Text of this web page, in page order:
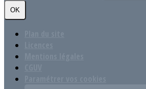
OK